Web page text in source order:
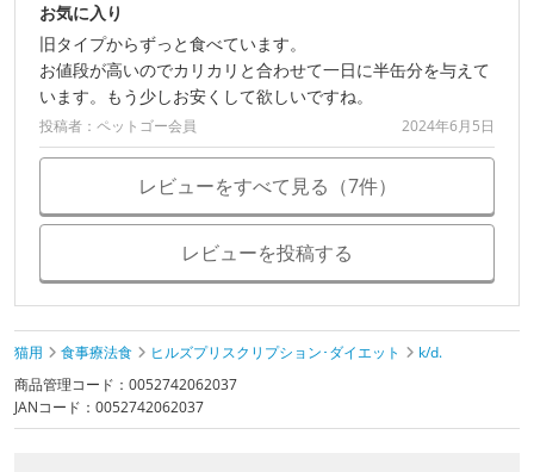
お気に入り
旧タイプからずっと食べています。
お値段が高いのでカリカリと合わせて一日に半缶分を与えて
います。もう少しお安くして欲しいですね。
投稿者：ペットゴー会員 2024年6月5日
レビューをすべて見る（7件）
レビューを投稿する
猫用 食事療法食 ヒルズプリスクリプション･ダイエット
k/d.
商品管理コード：0052742062037
JANコード：0052742062037